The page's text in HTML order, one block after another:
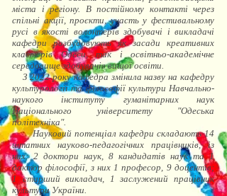
міста і регіону. В постійному контакті через
спільні акції, проєкти, участь у фестивальному
русі в якості волонтерів здобувачі і викладачі
кафедри розбудовують як засади креативних
кластерів Одеси, так і освітньо-академічне
середовище здобувачів вищої освіти.
З 2022 року кафедра змінила назву на кафедру
культурології та філософії культури Навчально-
наукого інституту гуманітарних наук
Національного університету "Одеська
політехніка".
Науковий потенціал кафедри складають 14
штатних науково-педагогічних працівників, із
них: 2 доктори наук, 8 кандидатів наук та 1
доктор філософії, з них 1 професор, 9 доцентів;
1 старший викладач, 1 заслужений працівник
культури України.